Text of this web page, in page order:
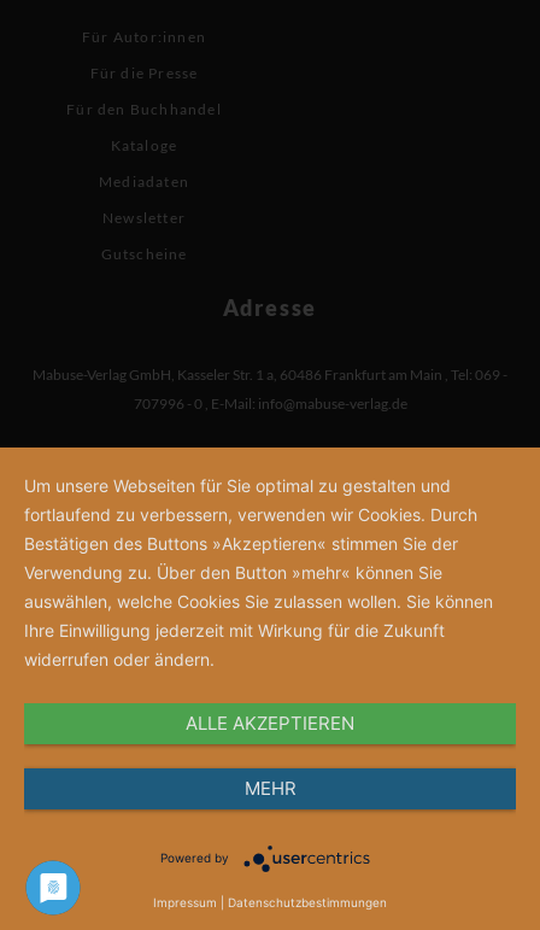
Für Autor:innen
Für die Presse
Für den Buchhandel
Kataloge
Mediadaten
Newsletter
Gutscheine
Adresse
Mabuse-Verlag GmbH Kasseler Str. 1 a 60486 Frankfurt am Main Tel: 069 -
707996 - 0 E-Mail: info@mabuse-verlag.de
Um unsere Webseiten für Sie optimal zu gestalten und
fortlaufend zu verbessern, verwenden wir Cookies. Durch
Bestätigen des Buttons »Akzeptieren« stimmen Sie der
Verwendung zu. Über den Button »mehr« können Sie
auswählen, welche Cookies Sie zulassen wollen. Sie können
Ihre Einwilligung jederzeit mit Wirkung für die Zukunft
widerrufen oder ändern.
ALLE AKZEPTIEREN
MEHR
Powered by
Impressum Datenschutzbestimmungen